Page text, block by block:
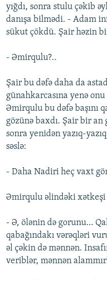
yığdı, sonra stulu çəkib
danışa bilmədi. - Adam
sükut çökdü. Şair həzin
- Əmirqulu?..
Şair bu dəfə daha da
günahkarcasına yenə onu
Əmirqulu bu dəfə başını
gözünə baxdı. Şair bir an
sonra yenidən yazıq-
səslə:
- Daha Nadiri heç vaxt
Əmirqulu əlindəki xətkeşi
- Ə, ölənin də gorunu…
qabağındakı vərəqləri
əl çəkin də mənnən.
veriblər, mənnən